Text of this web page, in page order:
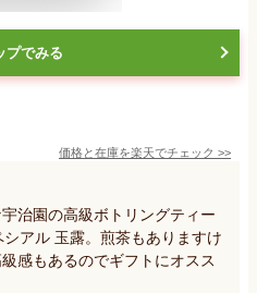
プでみる
価格と在庫を楽天でチェック >>
治園の高級ボトリングティー
シアル 玉露。煎茶もありますけ
感もあるのでギフトにオスス